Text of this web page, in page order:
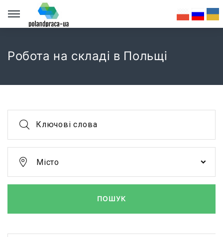
Робота на складі в Польщі
Ключові слова
Місто
ПОШУК